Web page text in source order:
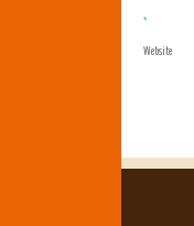
*
Website